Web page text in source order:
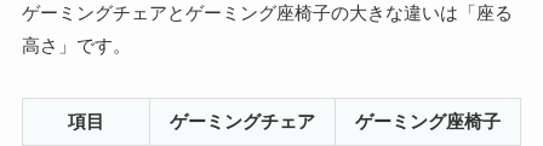
ゲーミングチェアとゲーミング座椅子の大きな違いは「座る
高さ」です。
項目 ゲーミングチェア ゲーミング座椅子